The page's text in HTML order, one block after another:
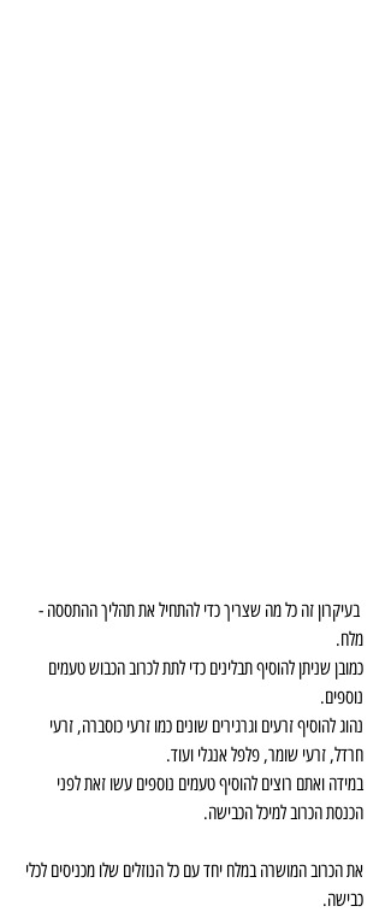
בעיקרון זה כל מה שצריך כדי להתחיל את תהליך ההתססה -
מלח.
כמובן שניתן להוסיף תבלינים כדי לתת לכרוב הכבוש טעמים
נוספים.
נהוג להוסיף זרעים וגרגירים שונים כמו זרעי כוסברה, זרעי
חרדל, זרעי שומר, פלפל אנגלי ועוד.
במידה ואתם רוצים להוסיף טעמים נוספים עשו זאת לפני
הכנסת הכרוב למיכל הכבישה.
את הכרוב המושרה במלח יחד עם כל הנוזלים שלו מכניסים לכלי
כבישה.